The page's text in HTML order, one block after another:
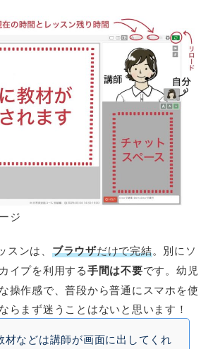
ジ
ンは、 ブラウザだけで完結。別にソ
イプを利用する手間は不要です。幼児
操作感で、普段から普通にスマホを使
らまず迷うことはないと思います！
材などは講師が画面に出してくれ